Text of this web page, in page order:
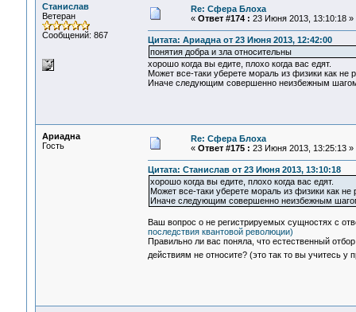
Станислав
Ветеран
Сообщений: 867
Re: Сфера Блоха
« Ответ #174 : 23 Июня 2013, 13:10:18 »
Цитата: Ариадна от 23 Июня 2013, 12:42:00
понятия добра и зла относительны
хорошо когда вы едите, плохо когда вас едят.
Может все-таки уберете мораль из физики как не
Иначе следующим совершенно неизбежным
Ариадна
Гость
Re: Сфера Блоха
« Ответ #175 : 23 Июня 2013, 13:25:13 »
Цитата: Станислав от 23 Июня 2013, 13:10:18
хорошо когда вы едите, плохо когда вас едят.
Может все-таки уберете мораль из физики как
Иначе следующим совершенно неизбежным
Ваш вопрос о не регистрируемых сущностях с
последствия квантовой революции)
Правильно ли вас поняла, что естественный
действиям не относите? (это так то вы учитесь у